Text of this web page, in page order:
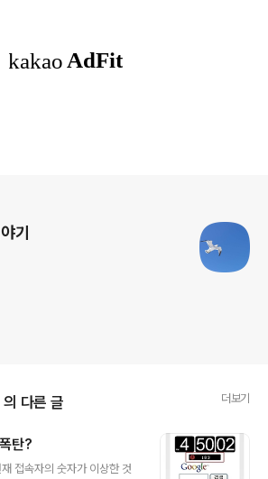
기
의 다른 글 더보기
탄?
접속자의 숫자가 이상한 것